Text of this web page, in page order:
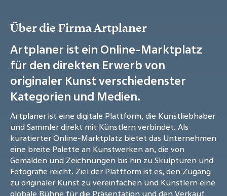
Über die Firma Artplaner
Artplaner ist ein Online-Marktplatz
für den direkten Erwerb von
originaler Kunst verschiedenster
Kategorien und Medien.
Artplaner ist eine digitale Plattform, die Kunstliebhaber
und Sammler direkt mit Künstlern verbindet. Als
kuratierter Online-Marktplatz bietet das Unternehmen
eine breite Palette an Kunstwerken an, die von
Gemälden und Zeichnungen bis hin zu Skulpturen und
Fotografie reicht. Ziel der Plattform ist es, den Zugang
zu originaler Kunst zu vereinfachen und Künstlern eine
globale Bühne für die Präsentation und den Verkauf